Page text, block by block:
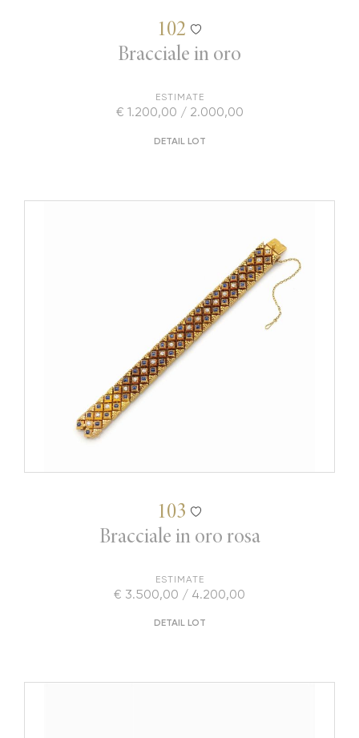
102
Bracciale in oro
ESTIMATE
€ 1.200,00 / 2.000,00
DETAIL LOT
103
Bracciale in oro rosa
ESTIMATE
€ 3.500,00 / 4.200,00
DETAIL LOT